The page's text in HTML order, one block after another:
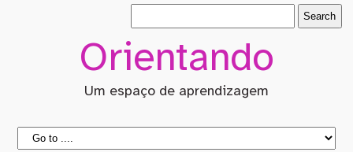
Orientando
Um espaço de aprendizagem